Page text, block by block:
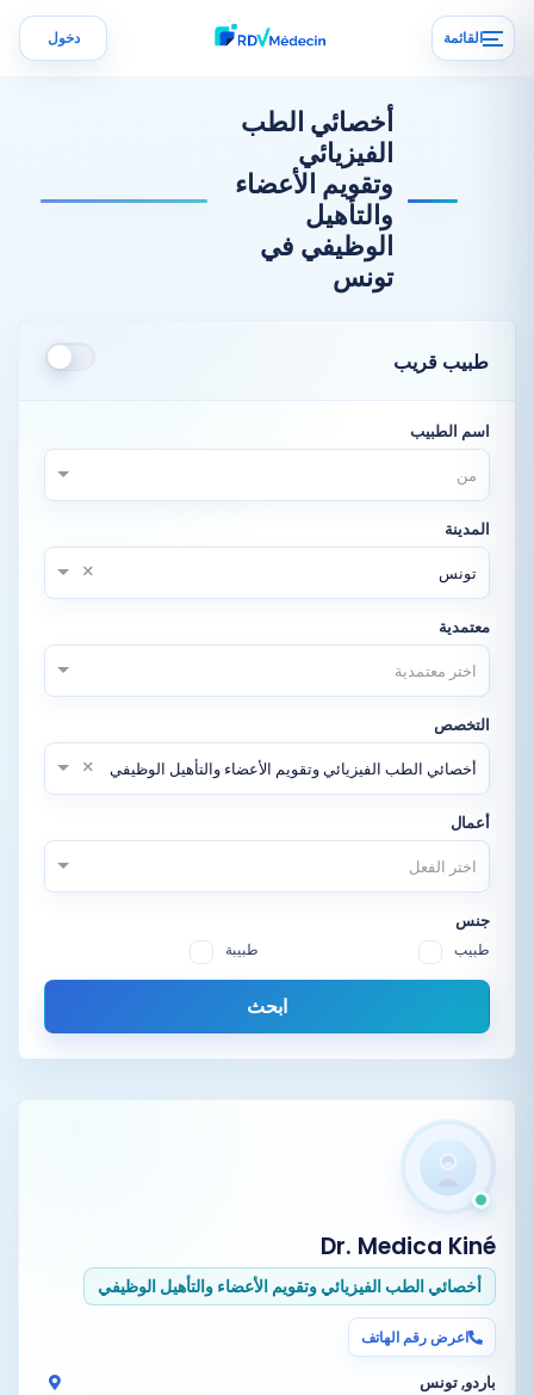
القائمة دخول
أخصائي الطب
الفيزيائي
وتقويم الأعضاء
والتأهيل
الوظيفي في
تونس
طبيب قريب
اسم الطبيب
من
المدينة
تونس
×
معتمدية
اختر معتمدية
التخصص
أخصائي الطب الفيزيائي وتقويم الأعضاء والتأهيل الوظيفي
×
أعمال
اختر الفعل
جنس
طبيب طبيبة
ابحث
Dr. Medica Kiné
أخصائي الطب الفيزيائي وتقويم الأعضاء والتأهيل الوظيفي
اعرض رقم الهاتف
باردو, تونس